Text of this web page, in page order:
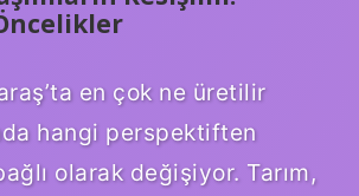
en çok ne üretilir
hangi perspektiften
olarak değişiyor. Tarım,